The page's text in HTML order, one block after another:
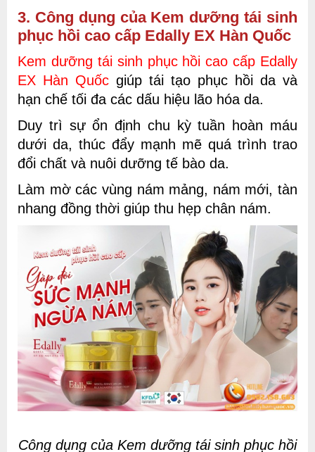
3. Công dụng của Kem dưỡng tái sinh
phục hồi cao cấp Edally EX Hàn Quốc
Kem dưỡng tái sinh phục hồi cao cấp Edally
EX Hàn Quốc giúp tái tạo phục hồi da và
hạn chế tối đa các dấu hiệu lão hóa da.
Duy trì sự ổn định chu kỳ tuần hoàn máu
dưới da, thúc đẩy mạnh mẽ quá trình trao
đổi chất và nuôi dưỡng tế bào da.
Làm mờ các vùng nám mảng, nám mới, tàn
nhang đồng thời giúp thu hẹp chân nám.
Công dụng của Kem dưỡng tái sinh phục hồi